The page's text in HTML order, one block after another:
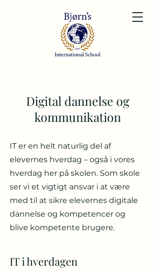
Digital dannelse og
kommunikation
IT er en helt naturlig del af
elevernes hverdag – også i vores
hverdag her på skolen. Som skole
ser vi et vigtigt ansvar i at være
med til at sikre elevernes digitale
dannelse og kompetencer og
blive kompetente brugere.
IT i hverdagen